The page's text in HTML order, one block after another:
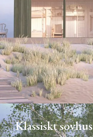
Klassiskt sovhus